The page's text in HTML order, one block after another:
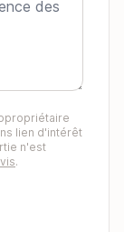
lien d'intérêt
n'est
.